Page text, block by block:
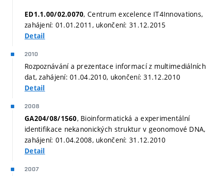
ED1.1.00/02.0070, Centrum excelence IT4Innovations,
zahájení: 01.01.2011, ukončení: 31.12.2015
Detail
2010
Rozpoznávání a prezentace informací z multimediálních
dat, zahájení: 01.04.2010, ukončení: 31.12.2010
Detail
2008
GA204/08/1560, Bioinformatická a experimentální
identifikace nekanonických struktur v geonomové DNA,
zahájení: 01.04.2008, ukončení: 31.12.2010
Detail
2007